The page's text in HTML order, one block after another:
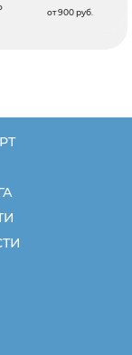
от 900 руб.